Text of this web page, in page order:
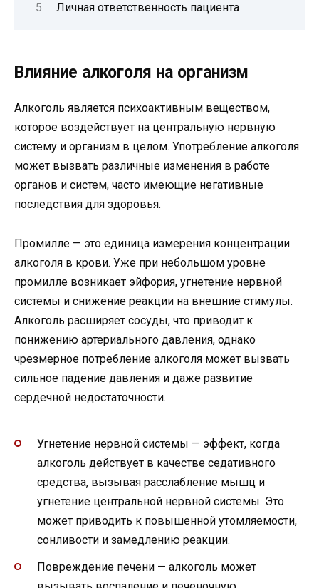
Личная ответственность пациента
Влияние алкоголя на организм
Алкоголь является психоактивным веществом,
которое воздействует на центральную нервную
систему и организм в целом. Употребление алкоголя
может вызвать различные изменения в работе
органов и систем, часто имеющие негативные
последствия для здоровья.
Промилле — это единица измерения концентрации
алкоголя в крови. Уже при небольшом уровне
промилле возникает эйфория, угнетение нервной
системы и снижение реакции на внешние стимулы.
Алкоголь расширяет сосуды, что приводит к
понижению артериального давления, однако
чрезмерное потребление алкоголя может вызвать
сильное падение давления и даже развитие
сердечной недостаточности.
Угнетение нервной системы — эффект, когда
алкоголь действует в качестве седативного
средства, вызывая расслабление мышц и
угнетение центральной нервной системы. Это
может приводить к повышенной утомляемости,
сонливости и замедлению реакции.
Повреждение печени — алкоголь может